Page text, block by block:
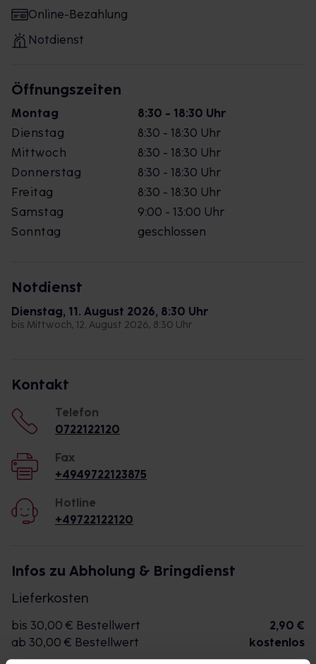
Online-Bezahlung
Notdienst
Öffnungszeiten
Montag
8:30 - 18:30 Uhr
Dienstag
8:30 - 18:30 Uhr
Mittwoch
8:30 - 18:30 Uhr
Donnerstag
8:30 - 18:30 Uhr
Freitag
8:30 - 18:30 Uhr
Samstag
9:00 - 13:00 Uhr
Sonntag
geschlossen
Notdienst
Dienstag, 11. August 2026, 8:30 Uhr
bis Mittwoch, 12. August 2026, 8:30 Uhr
Kontakt
Telefon
0722122120
Fax
+4949722123875
Hotline
+49722122120
Infos zu Abholung & Bringdienst
Lieferkosten
bis 30,00 € Bestellwert
2,90 €
ab 30,00 € Bestellwert
kostenlos